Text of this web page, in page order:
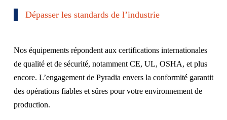
Dépasser les standards de l’industrie
Nos équipements répondent aux certifications internationales
de qualité et de sécurité, notamment CE, UL, OSHA, et plus
encore. L’engagement de Pyradia envers la conformité garantit
des opérations fiables et sûres pour votre environnement de
production.